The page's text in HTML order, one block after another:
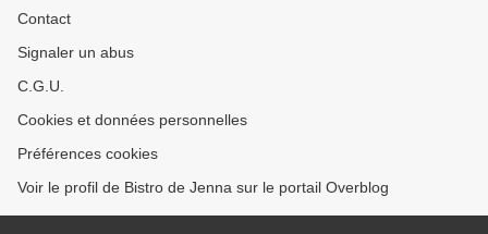
Contact
Signaler un abus
C.G.U.
Cookies et données personnelles
Préférences cookies
Voir le profil de Bistro de Jenna sur le portail Overblog